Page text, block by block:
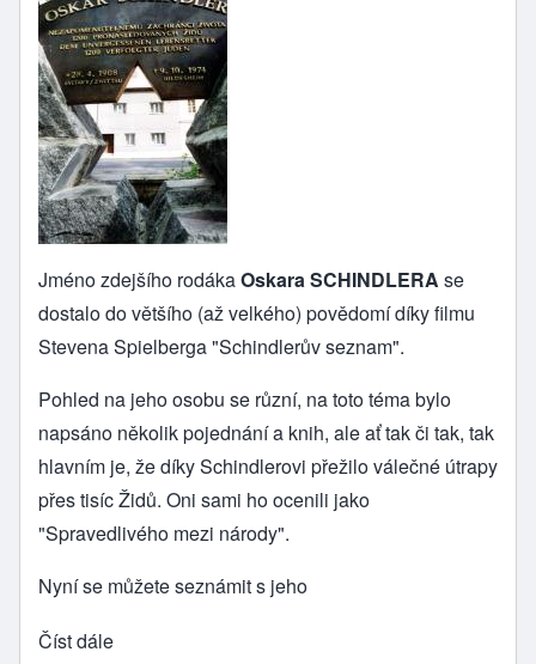
Jméno zdejšího rodákaOskara SCHINDLERA se
dostalo do většího (až velkého) povědomí díky filmu
Stevena Spielberga "Schindlerův seznam".
Pohled na jeho osobu se různí, na toto téma bylo
napsáno několik pojednání a knih, ale ať tak či tak, tak
hlavním je, že díky Schindlerovi přežilo válečné útrapy
přes tisíc Židů. Oni sami ho ocenili jako
"Spravedlivého mezi národy".
Nyní se můžete seznámit s jeho
Číst dále